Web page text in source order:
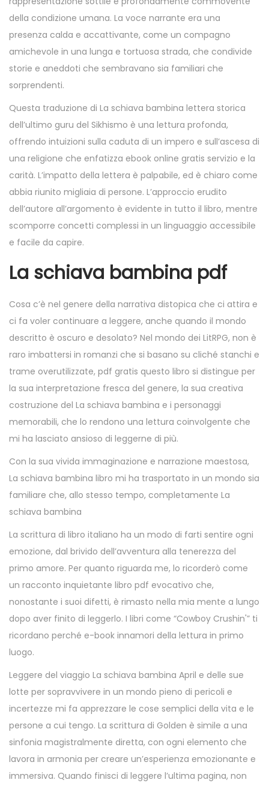
della condizione umana. La voce narrante era una
presenza calda e accattivante, come un compagno
amichevole in una lunga e tortuosa strada, che condivide
storie e aneddoti che sembravano sia familiari che
sorprendenti.
Questa traduzione di La schiava bambina lettera storica
dell’ultimo guru del Sikhismo è una lettura profonda,
offrendo intuizioni sulla caduta di un impero e sull’ascesa di
una religione che enfatizza ebook online gratis servizio e la
carità. L’impatto della lettera è palpabile, ed è chiaro come
abbia riunito migliaia di persone. L’approccio erudito
dell’autore all’argomento è evidente in tutto il libro, mentre
scomporre concetti complessi in un linguaggio accessibile
e facile da capire.
La schiava bambina pdf
Cosa c’è nel genere della narrativa distopica che ci attira e
ci fa voler continuare a leggere, anche quando il mondo
descritto è oscuro e desolato? Nel mondo dei LitRPG, non è
raro imbattersi in romanzi che si basano su cliché stanchi e
trame overutilizzate, pdf gratis questo libro si distingue per
la sua interpretazione fresca del genere, la sua creativa
costruzione del La schiava bambina e i personaggi
memorabili, che lo rendono una lettura coinvolgente che
mi ha lasciato ansioso di leggerne di più.
Con la sua vivida immaginazione e narrazione maestosa,
La schiava bambina libro mi ha trasportato in un mondo sia
familiare che, allo stesso tempo, completamente La
schiava bambina
La scrittura di libro italiano ha un modo di farti sentire ogni
emozione, dal brivido dell’avventura alla tenerezza del
primo amore. Per quanto riguarda me, lo ricorderò come
un racconto inquietante libro pdf evocativo che,
nonostante i suoi difetti, è rimasto nella mia mente a lungo
dopo aver finito di leggerlo. I libri come “Cowboy Crushin'” ti
ricordano perché e-book innamori della lettura in primo
luogo.
Leggere del viaggio La schiava bambina April e delle sue
lotte per sopravvivere in un mondo pieno di pericoli e
incertezze mi fa apprezzare le cose semplici della vita e le
persone a cui tengo. La scrittura di Golden è simile a una
sinfonia magistralmente diretta, con ogni elemento che
lavora in armonia per creare un’esperienza emozionante e
immersiva. Quando finisci di leggere l’ultima pagina, non